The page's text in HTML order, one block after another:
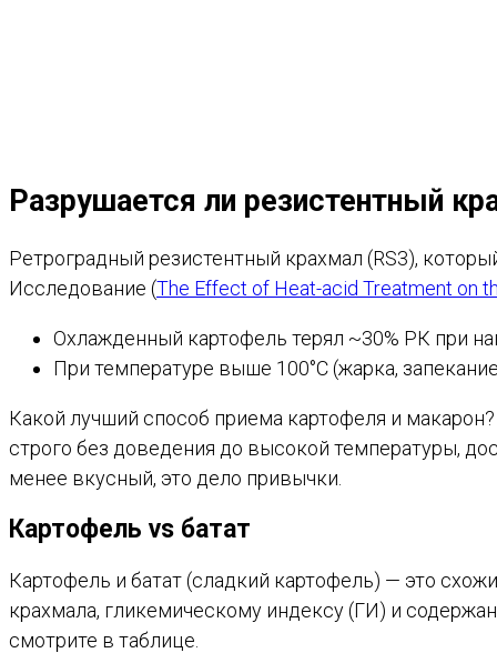
Разрушается ли резистентный
Ретроградный резистентный крахмал (RS3),
Исследование (The Effect of Heat-acid Treatment on
Охлажденный картофель терял ~30% РК при
При температуре выше 100°C (жарка,
Какой лучший способ приема картофеля и
строго без доведения до высокой температуры,
менее вкусный, это дело привычки.
Картофель vs батат
Картофель и батат (сладкий картофель) — это
крахмала, гликемическому индексу (ГИ) и
смотрите в таблице.